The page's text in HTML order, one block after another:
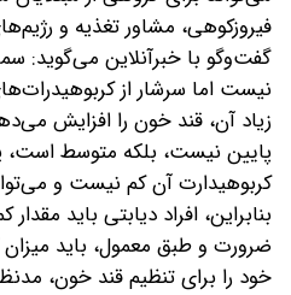
فیروزکوهی، مشاور تغذیه و
گفت‌وگو با خبرآنلاین می‌گوید:
نیست اما سرشار از
زیاد آن، قند خون را افزایش
پایین نیست، بلکه متوسط
کربوهیدارت آن کم نیست و
بنابراین، افراد دیابتی باید
ضرورت و طبق معمول، باید میزان
خود را برای تنظیم قند خون،